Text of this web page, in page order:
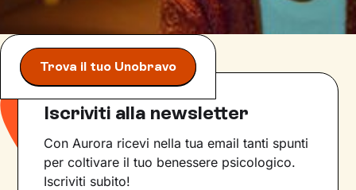
Trova il tuo Unobravo
Iscriviti alla newsletter
Con Aurora ricevi nella tua email tanti spunti
per coltivare il tuo benessere psicologico.
Iscriviti subito!